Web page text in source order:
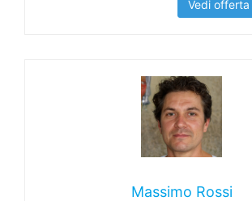
Vedi offerta
Massimo Rossi